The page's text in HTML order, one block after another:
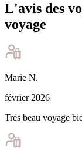
L'avis des
voyage
Marie N.
février 2026
Très beau voyage